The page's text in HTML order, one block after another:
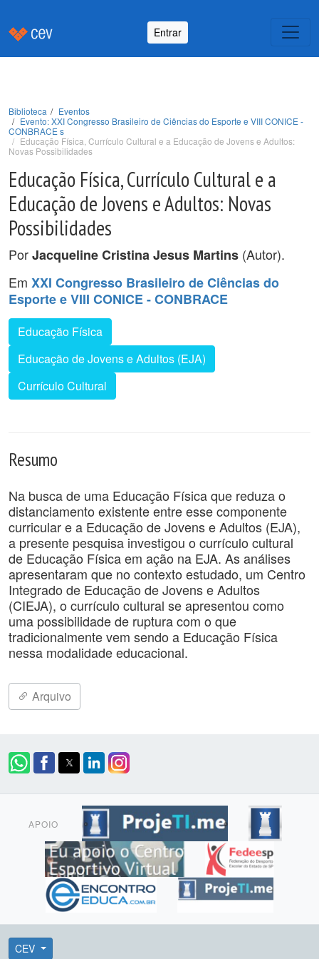
Entrar
Biblioteca
Eventos
Evento: XXI Congresso Brasileiro de Ciências do Esporte e VIII CONICE -
CONBRACE s
Educação Física, Currículo Cultural e a Educação de Jovens e Adultos:
Novas Possibilidades
Educação Física, Currículo Cultural e a
Educação de Jovens e Adultos: Novas
Possibilidades
PorJacqueline Cristina Jesus Martins (Autor).
Em XXI Congresso Brasileiro de Ciências do
Esporte e VIII CONICE - CONBRACE
Educação Física
Educação de Jovens e Adultos (EJA)
Currículo Cultural
Resumo
Na busca de uma Educação Física que reduza o
distanciamento existente entre esse componente
curricular e a Educação de Jovens e Adultos (EJA),
a presente pesquisa investigou o currículo cultural
de Educação Física em ação na EJA. As análises
apresentaram que no contexto estudado, um Centro
Integrado de Educação de Jovens e Adultos
(CIEJA), o currículo cultural se apresentou como
uma possibilidade de ruptura com o que
tradicionalmente vem sendo a Educação Física
nessa modalidade educacional.
Arquivo
APOIO
CEV